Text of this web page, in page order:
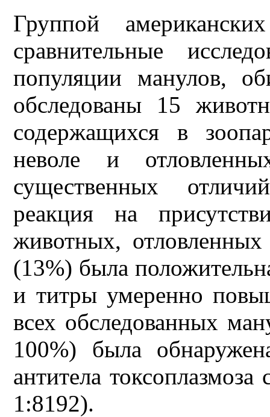
Группой
сравнительные
популяции манулов,
обследованы 15
содержащихся в
неволе и
существенных
реакция на
животных,
(13%) была
и титры умеренно
всех обследованных
100%) была
антитела
1:8192).